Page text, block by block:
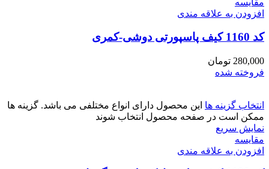
مقايسه
افزودن به علاقه مندی
کد 1160 کیف پاسپورتی دوشی-کمری
280,000 تومان
فروخته شده
انتخاب گزینه ها این محصول دارای انواع مختلفی می باشد. گزینه ها
ممکن است در صفحه محصول انتخاب شوند
نمایش سریع
مقايسه
افزودن به علاقه مندی